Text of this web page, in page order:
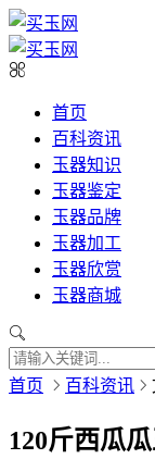
首页
百科资讯
玉器知识
玉器鉴定
玉器品牌
玉器加工
玉器欣赏
玉器商城
首页 百科资讯
120斤西瓜